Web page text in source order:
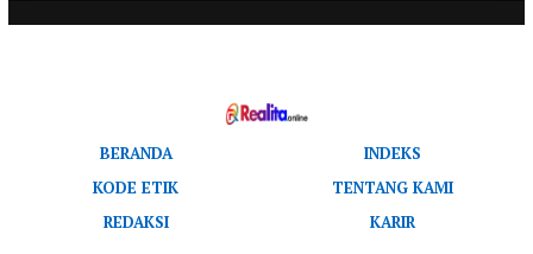
BERANDA
INDEKS
KODE ETIK
TENTANG KAMI
REDAKSI
KARIR